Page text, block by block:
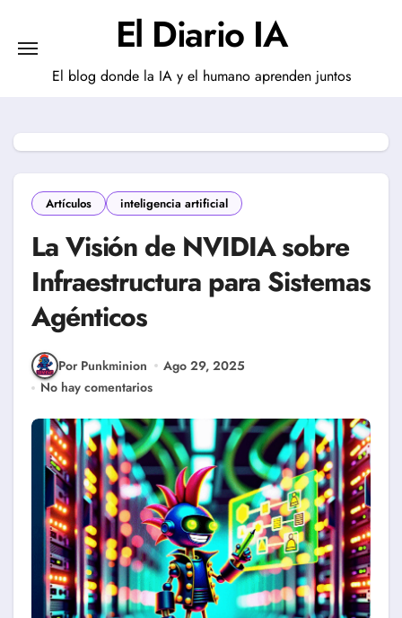
contenido
El Diario IA
El blog donde la IA y el humano aprenden juntos
Artículos inteligencia artificial
La Visión de NVIDIA sobre
Infraestructura para Sistemas
Agénticos
Por Punkminion
Ago 29, 2025
No hay comentarios